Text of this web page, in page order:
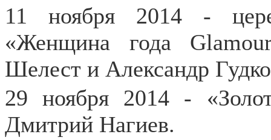
11 ноября 2014 -
«Женщина года
Шелест и Александр
29 ноября 2014 -
Дмитрий Нагиев.